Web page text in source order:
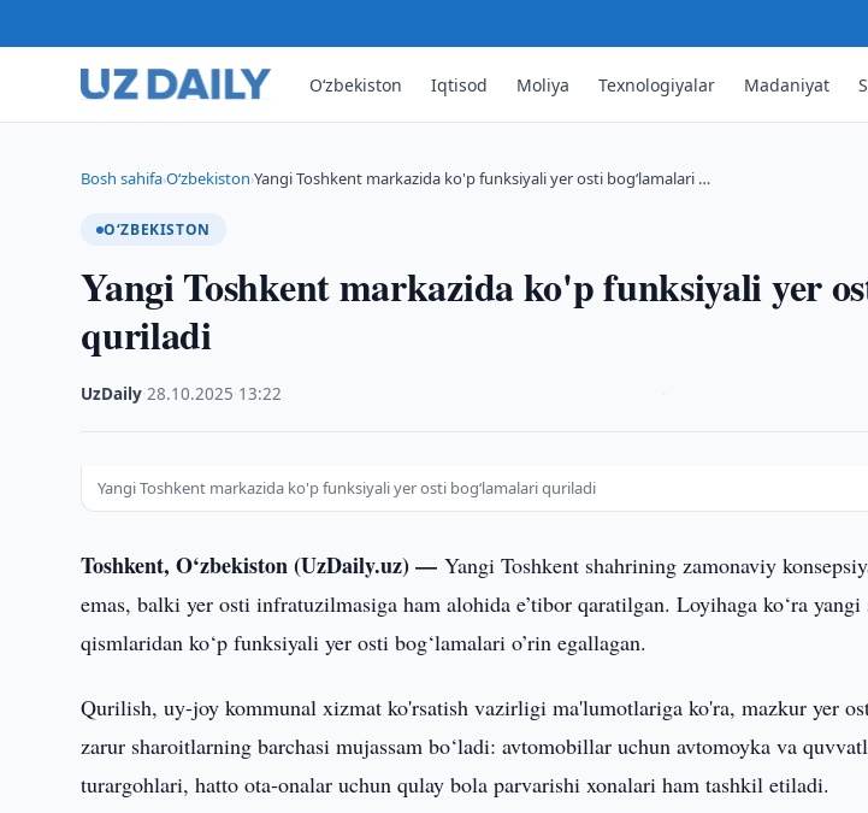
O‘zbekiston Iqtisod Moliya Texnologiyalar Madaniyat
Bosh sahifa›O‘zbekiston›Yangi Toshkent markazida ko'p funksiyali yer osti bog‘lamalari …
O‘ZBEKISTON
Yangi Toshkent markazida ko'p funksiyali yer
quriladi
UzDaily ·28.10.2025 13:22
Yangi Toshkent markazida ko'p funksiyali yer osti bog‘lamalari quriladi
Toshkent, O‘zbekiston (UzDaily.uz) —Yangi Toshkent shahrining zamonaviy
emas, balki yer osti infratuzilmasiga ham alohida e’tibor qaratilgan. Loyihaga ko‘ra
qismlaridan ko‘p funksiyali yer osti bog‘lamalari o’rin egallagan.
Qurilish, uy-joy kommunal xizmat ko'rsatish vazirligi ma'lumotlariga ko'ra, mazkur yer
zarur sharoitlarning barchasi mujassam bo‘ladi: avtomobillar uchun avtomoyka va
turargohlari, hatto ota-onalar uchun qulay bola parvarishi xonalari ham tashkil etiladi.